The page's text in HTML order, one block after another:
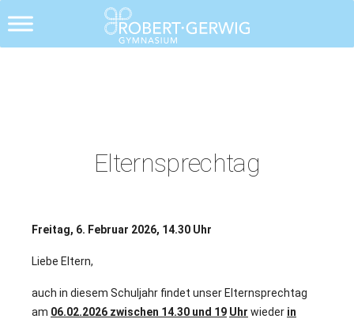
Elternsprechtag
Freitag, 6. Februar 2026, 14.30 Uhr
Liebe Eltern,
auch in diesem Schuljahr findet unser Elternsprechtag
am 06.02.2026 zwischen 14.30 und 19 Uhr wieder in